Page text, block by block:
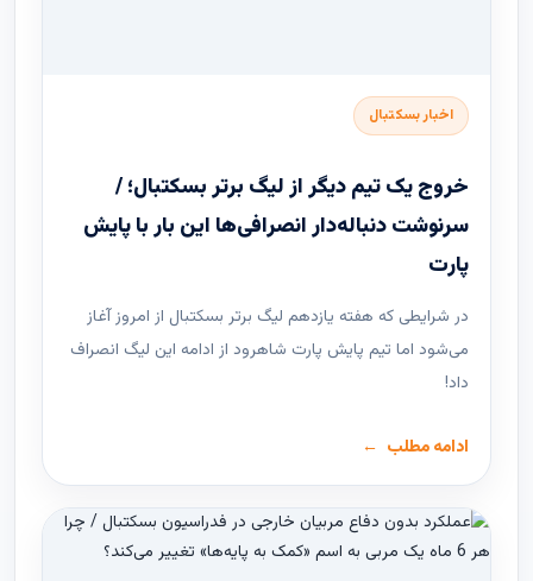
اخبار بسکتبال
خروج یک تیم دیگر از لیگ برتر بسکتبال؛ /
سرنوشت دنباله‌دار انصرافی‌ها این بار با پایش
پارت
در شرایطی که هفته یازدهم لیگ ‌برتر بسکتبال از امروز آغاز
می‌شود اما تیم پایش پارت شاهرود از ادامه این لیگ انصراف
داد!
ادامه مطلب